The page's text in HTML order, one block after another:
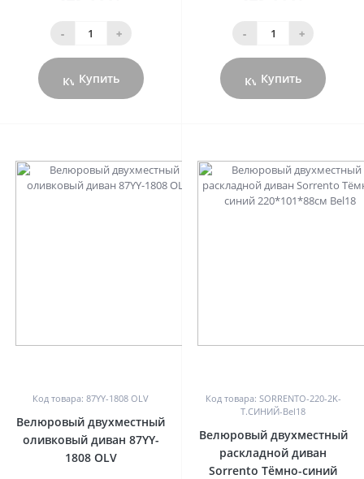
- +
Купить
- +
Купить
Код товара: 87YY-1808 OLV
Велюровый двухместный
оливковый диван 87YY-
1808 OLV
Код товара: SORRENTO-220-2K-
Т.СИНИЙ-Bel18
Велюровый двухместный
раскладной диван
Sorrento Тёмно-синий